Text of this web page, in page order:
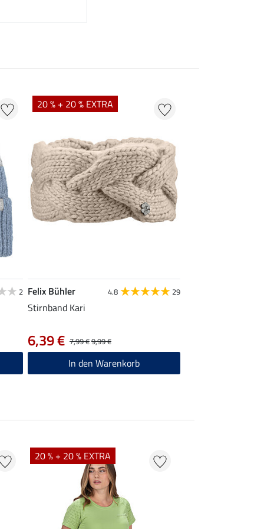
2
20 % + 20 % EXTRA
Felix Bühler 4.8 29
Stirnband Kari
7,99 €9,99 €
6,39 €
In den Warenkorb
20 % + 20 % EXTRA